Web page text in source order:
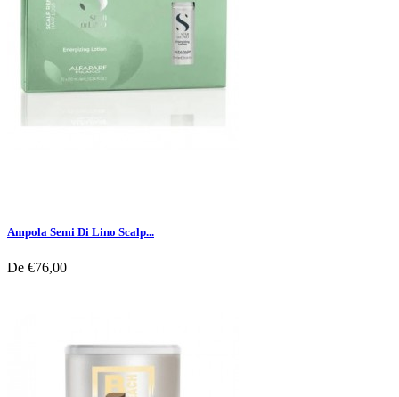
Ampola Semi Di Lino Scalp...
De €76,00